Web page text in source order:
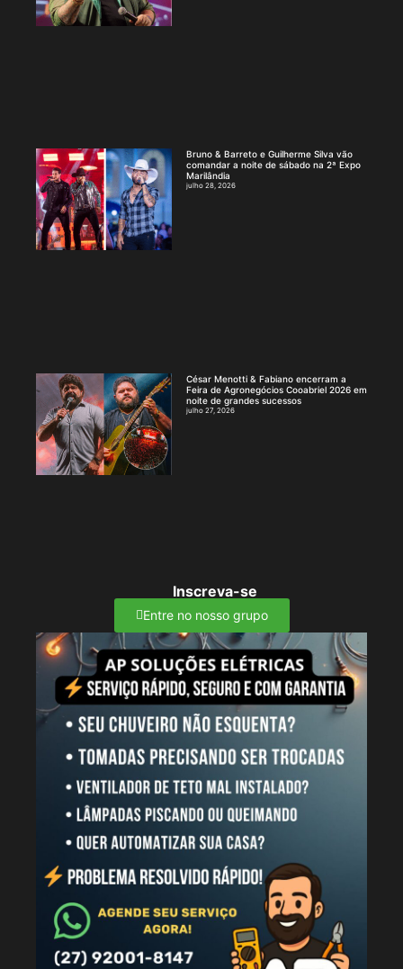
Bruno & Barreto e Guilherme Silva vão
comandar a noite de sábado na 2ª Expo
Marilândia
julho 28, 2026
César Menotti & Fabiano encerram a
Feira de Agronegócios Cooabriel 2026 em
noite de grandes sucessos
julho 27, 2026
Inscreva-se
Entre no nosso grupo